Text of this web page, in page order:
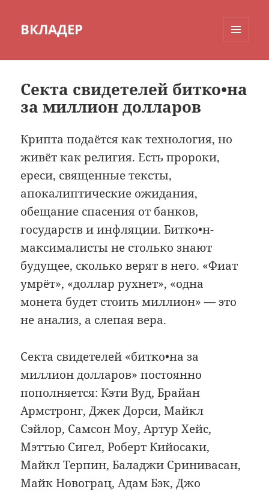
ВКЛАДЕР
Секта свидетелей битко•на
за миллион долларов
Крипта подаётся как технология, но
живёт как религия. Есть пророки,
ереси, священные тексты,
апокалиптические ожидания,
обещание спасения от банков,
государств и инфляции. Битко•н-
максималисты не столько знают
будущее, сколько верят в него. «Фиат
умрёт», «доллар рухнет», «одна
монета будет стоить миллион» — это
не анализ, а слепая вера.
Секта свидетелей «битко•на за
миллион долларов» постоянно
пополняется: Кэти Вуд, Брайан
Армстронг, Джек Дорси, Майкл
Сэйлор, Самсон Моу, Артур Хейс,
Мэттью Сигел, Роберт Кийосаки,
Майкл Терпин, Баладжи Сринивасан,
Майк Новограц, Адам Бэк, Джо